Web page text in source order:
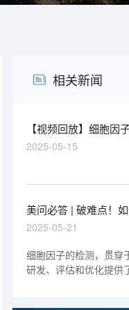
相关新闻
【视频回放】细胞因
2025-05-15
美问必答 | 破难点！
发中的常见问题
2025-05-21
细胞因子的检测，贯穿
研发、评估和优化提供